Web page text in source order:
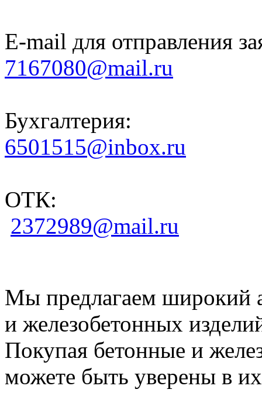
E-mail для отправления
7167080@mail.ru
Бухгалтерия:
6501515@inbox.ru
ОТК:
2372989@mail.ru
Мы предлагаем широкий
и железобетонных
Покупая бетонные и
можете быть уверены в их